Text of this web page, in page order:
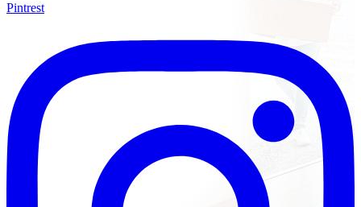
Pintrest